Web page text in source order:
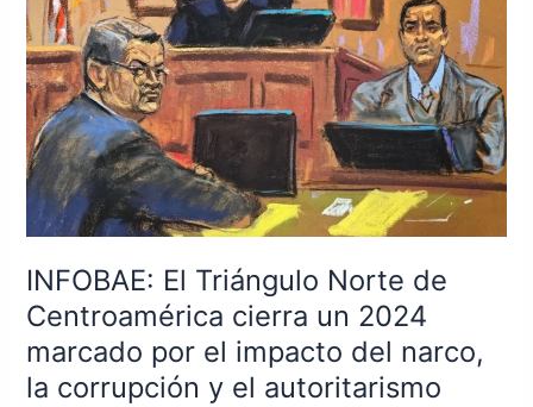
INFOBAE: El Triángulo Norte de
Centroamérica cierra un 2024
marcado por el impacto del narco,
la corrupción y el autoritarismo
Norte
de
Centroamérica
cierra
un
2024
marcado
por
el
impacto
del
narco,
la
corrupción